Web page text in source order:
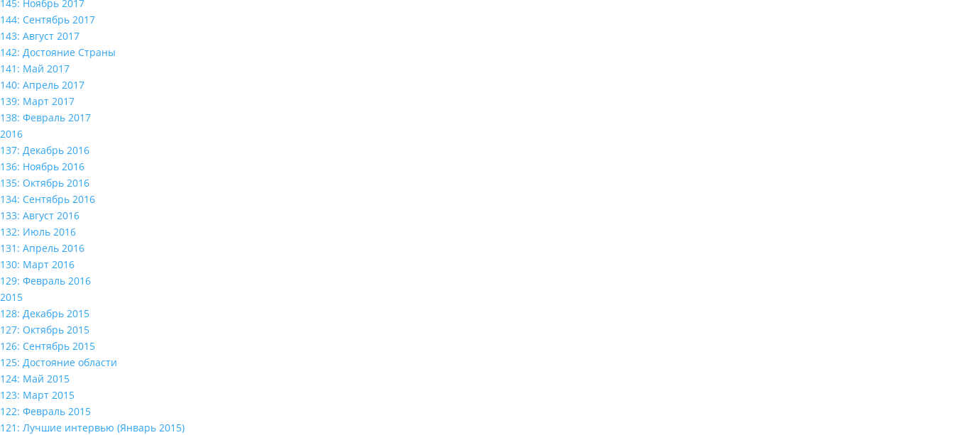
145: Ноябрь 2017
144: Сентябрь 2017
143: Август 2017
142: Достояние Страны
141: Май 2017
140: Апрель 2017
139: Март 2017
138: Февраль 2017
2016
137: Декабрь 2016
136: Ноябрь 2016
135: Октябрь 2016
134: Сентябрь 2016
133: Август 2016
132: Июль 2016
131: Апрель 2016
130: Март 2016
129: Февраль 2016
2015
128: Декабрь 2015
127: Октябрь 2015
126: Сентябрь 2015
125: Достояние области
124: Май 2015
123: Март 2015
122: Февраль 2015
121: Лучшие интервью (Январь 2015)